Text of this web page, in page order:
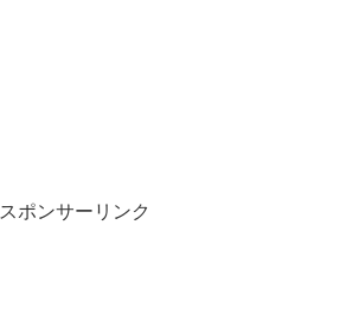
スポンサーリンク